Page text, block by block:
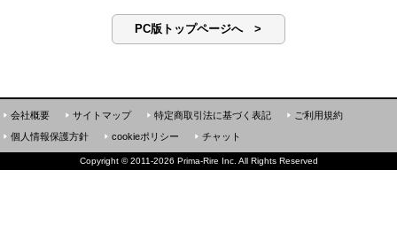
PC版トップページへ >
会社概要 サイトマップ 特定商取引法に基づく表記
ご利用規約
個人情報保護方針
cookieポリシー チャット
Copyright ©2011-2026 Prima-Rire Inc. All Rights Reserved